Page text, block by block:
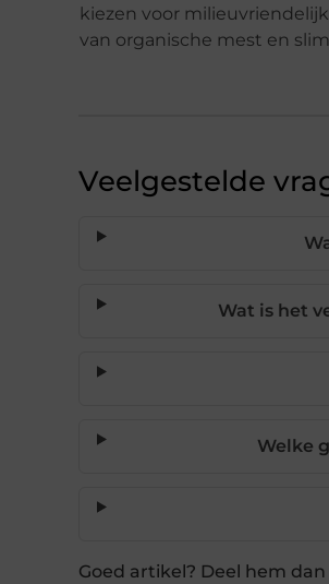
kiezen voor
van organische mest en
Veelgestelde
Wat is het
Welke
Goed artikel? Deel hem dan